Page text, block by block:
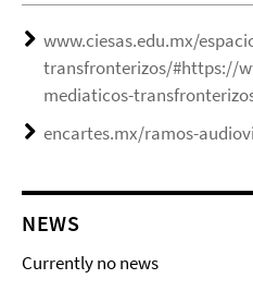
www.ciesas.edu.mx/
transfronterizos/#https://
mediaticos-
encartes.mx/ramos-
NEWS
Currently no news